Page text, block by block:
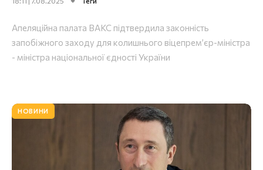
Апеляційна палата ВАКС підтвердила законність
запобіжного заходу для колишнього віцепрем’єр-міністра
- міністра національної єдності України
НОВИНИ